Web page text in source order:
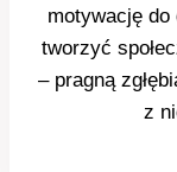
motywację
tworzyć
– pragną
z